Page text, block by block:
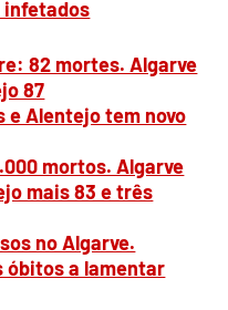
infetados
82 mortes. Algarve
87
e Alentejo tem novo
mortos. Algarve
mais 83 e três
no Algarve.
óbitos a lamentar